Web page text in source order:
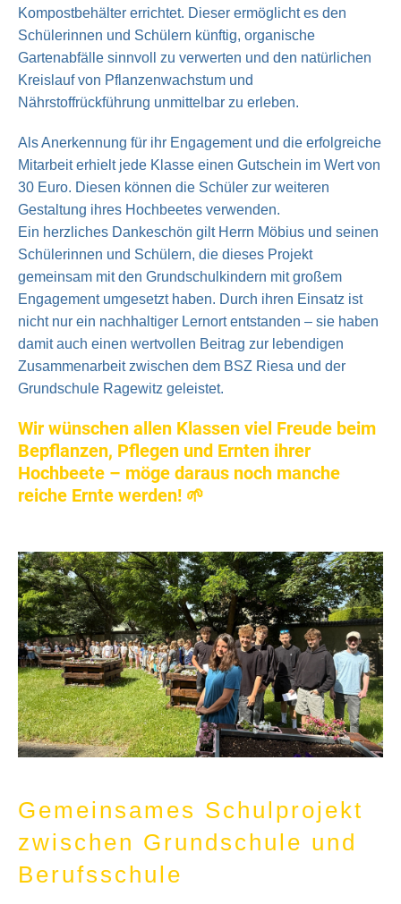
Kompostbehälter errichtet. Dieser ermöglicht es den
Schülerinnen und Schülern künftig, organische
Gartenabfälle sinnvoll zu verwerten und den natürlichen
Kreislauf von Pflanzenwachstum und
Nährstoffrückführung unmittelbar zu erleben.
Als Anerkennung für ihr Engagement und die erfolgreiche
Mitarbeit erhielt jede Klasse einen Gutschein im Wert von
30 Euro. Diesen können die Schüler zur weiteren
Gestaltung ihres Hochbeetes verwenden.
Ein herzliches Dankeschön gilt Herrn Möbius und seinen
Schülerinnen und Schülern, die dieses Projekt
gemeinsam mit den Grundschulkindern mit großem
Engagement umgesetzt haben. Durch ihren Einsatz ist
nicht nur ein nachhaltiger Lernort entstanden – sie haben
damit auch einen wertvollen Beitrag zur lebendigen
Zusammenarbeit zwischen dem BSZ Riesa und der
Grundschule Ragewitz geleistet.
Wir wünschen allen Klassen viel Freude beim
Bepflanzen, Pflegen und Ernten ihrer
Hochbeete – möge daraus noch manche
reiche Ernte werden! 🌱
Gemeinsames Schulprojekt
zwischen Grundschule und
Berufsschule